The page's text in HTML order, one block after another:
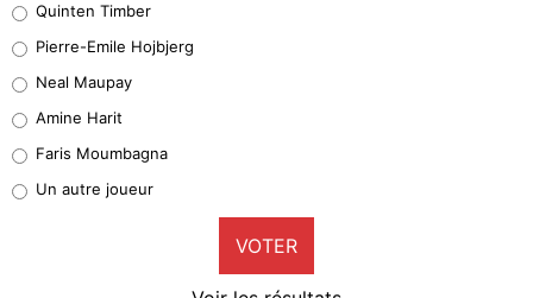
5%
1%
9%
Quinten Timber
Pierre-Emile Hojbjerg
Neal Maupay
Amine Harit
Faris Moumbagna
Un autre joueur
VOTER